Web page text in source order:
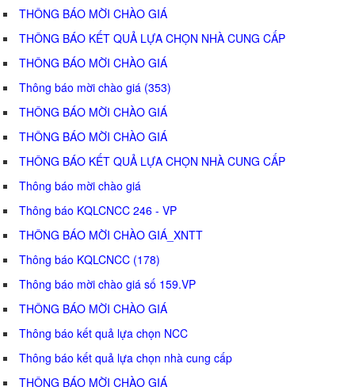
THÔNG BÁO MỜI CHÀO GIÁ
THÔNG BÁO KẾT QUẢ LỰA CHỌN NHÀ CUNG CẤP
THÔNG BÁO MỜI CHÀO GIÁ
Thông báo mời chào giá (353)
THÔNG BÁO MỜI CHÀO GIÁ
THÔNG BÁO MỜI CHÀO GIÁ
THÔNG BÁO KẾT QUẢ LỰA CHỌN NHÀ CUNG CẤP
Thông báo mời chào giá
Thông báo KQLCNCC 246 - VP
THÔNG BÁO MỜI CHÀO GIÁ_XNTT
Thông báo KQLCNCC (178)
Thông báo mời chào giá số 159.VP
THÔNG BÁO MỜI CHÀO GIÁ
Thông báo kết quả lựa chọn NCC
Thông báo kết quả lựa chọn nhà cung cấp
THÔNG BÁO MỜI CHÀO GIÁ